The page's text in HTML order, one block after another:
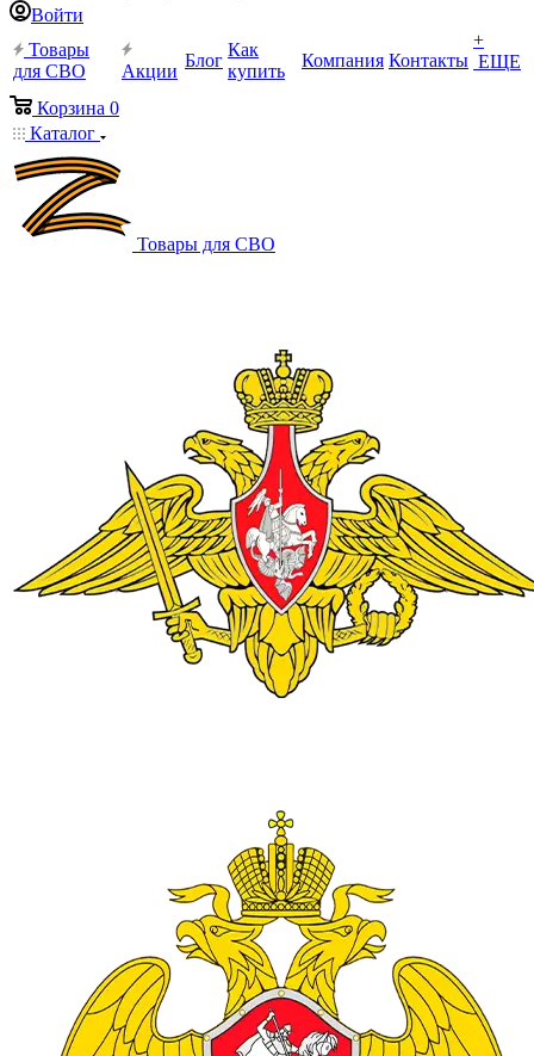
Войти
Товары
для СВО
Акции
Блог
Как
купить
Компания Контакты
+
ЕЩЕ
Корзина 0
Каталог
Товары для СВО